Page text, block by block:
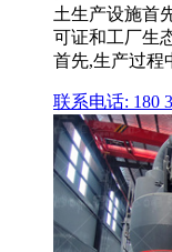
土生产设施首
可证和工厂生
首先,生产过程
联系电话: 180